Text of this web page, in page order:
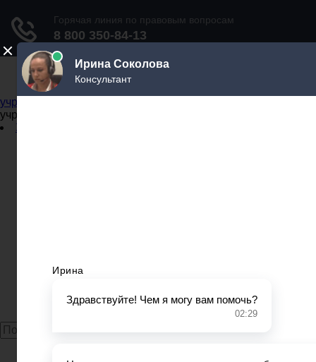
Не официальный справочник государственных
учреждений
учреждений
Задать вопрос юристу
Судебные приставы
Задать вопрос юристу